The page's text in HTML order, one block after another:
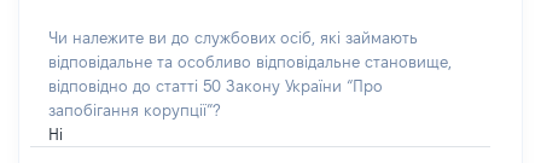
Чи належите ви до службових осіб, які займають
відповідальне та особливо відповідальне становище,
відповідно до статті 50 Закону України “Про
запобігання корупції”?
Ні